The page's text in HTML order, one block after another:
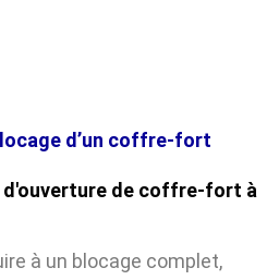
d’un coffre-fort
de coffre-fort à
à un blocage complet,